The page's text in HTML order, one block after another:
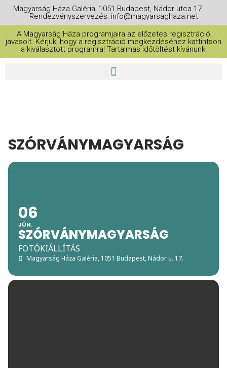
Magyarság Háza Galéria, 1051 Budapest, Nádor utca 17. |
Rendezvényszervezés: info@magyarsaghaza.net
A Magyarság Háza programjaira az előzetes regisztráció
javasolt. Kérjük, hogy a regisztráció megkezdéséhez kattintson
a kiválasztott programra! Tartalmas időtöltést kívánunk!
SZÓRVÁNYMAGYARSÁG
06
JÚN.
SZÓRVÁNYMAGYARSÁG
FOTÓKIÁLLÍTÁS
Magyarság Háza Galéria, 1051 Budapest, Nádor u. 17.